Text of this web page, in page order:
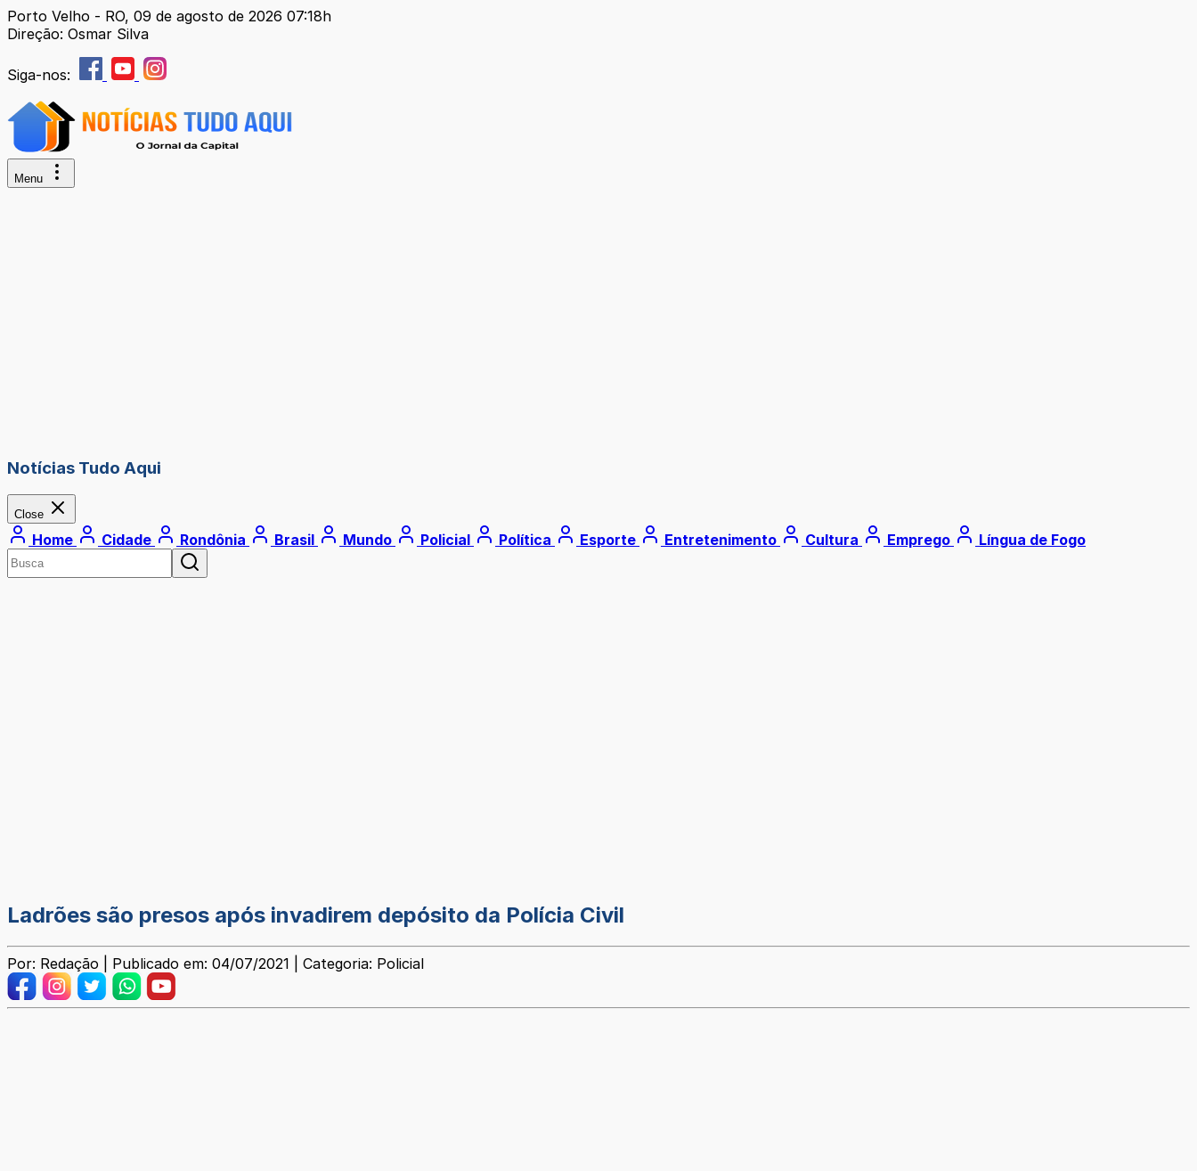
Porto Velho - RO, 09 de agosto de 2026 07:18h
Direção: Osmar Silva
Siga-nos:
Menu
Notícias Tudo Aqui
Close
Home Cidade Rondônia Brasil Mundo Policial Política Esporte Entretenimento Cultura Emprego Língua de Fogo
Ladrões são presos após invadirem depósito da Polícia Civil
Por: Redação | Publicado em: 04/07/2021 | Categoria: Policial